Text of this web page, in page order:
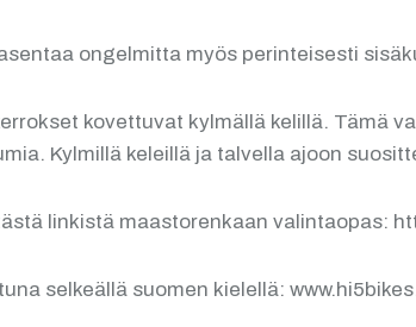
ongelmitta myös perinteisesti
kovettuvat kylmällä kelillä. Tämä
Kylmillä keleillä ja talvella ajoon
linkistä maastorenkaan valintaopas:
selkeällä suomen kielellä: